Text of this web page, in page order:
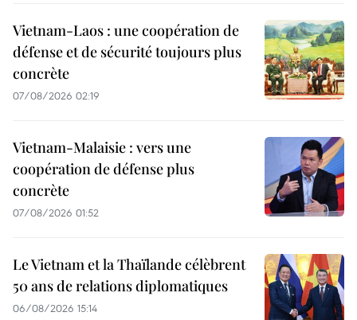
Vietnam-Laos : une coopération de
défense et de sécurité toujours plus
concrète
07/08/2026 02:19
Vietnam-Malaisie : vers une
coopération de défense plus
concrète
07/08/2026 01:52
Le Vietnam et la Thaïlande célèbrent
50 ans de relations diplomatiques
06/08/2026 15:14